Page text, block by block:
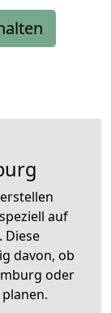
auf
Diese
davon, ob
oder